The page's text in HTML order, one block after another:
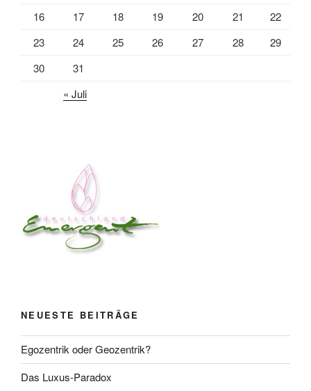
16
17 18 19 20 21
22
23
24 25 26 27 28
29
30
31
« Juli
NEUESTE BEITRÄGE
Egozentrik oder Geozentrik?
Das Luxus-Paradox